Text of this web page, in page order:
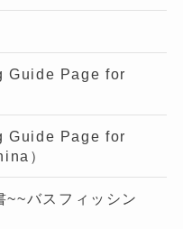
Guide Page for
Guide Page for
）
~~バスフィッシン